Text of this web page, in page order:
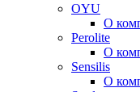
OYU
О
Perolite
О
Sensilis
О